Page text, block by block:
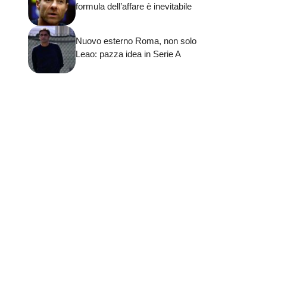
formula dell’affare è inevitabile
Nuovo esterno Roma, non solo
Leao: pazza idea in Serie A